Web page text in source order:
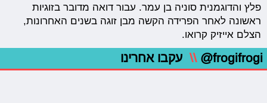
פלץ והדוגמנית סוניה בן עמר. עבור דואה מדובר בזוגיות
ראשונה לאחר הפרידה הקשה מבן זוגה בשנים האחרונות,
הצלם אייזיק קרואו.
@frogifrogi
\\ עקבו אחרינו